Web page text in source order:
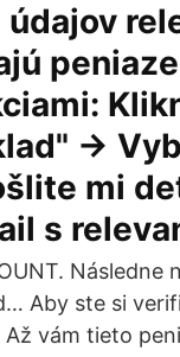
→
mi
s
Aby ste si
Až vám tieto